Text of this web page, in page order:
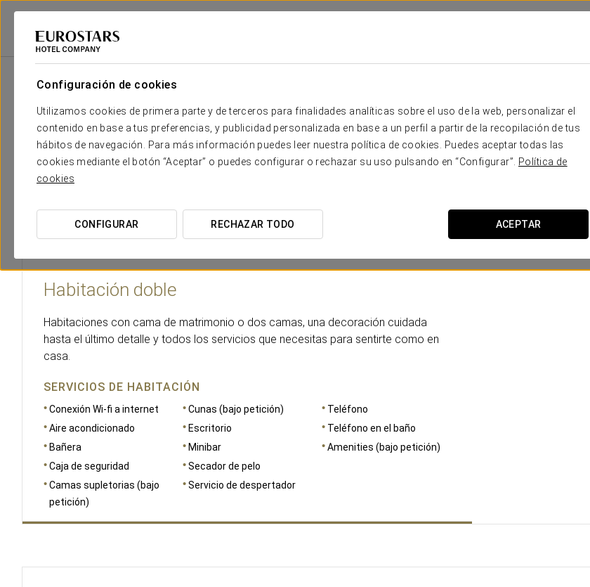
Configuración de cookies
Utilizamos cookies de primera parte y de terceros para finalidades analíticas sobre el uso de la web, personalizar el
contenido en base a tus preferencias, y publicidad personalizada en base a un perfil a partir de la recopilación de tus
hábitos de navegación. Para más información puedes leer nuestra política de cookies. Puedes aceptar todas las
cookies mediante el botón “Aceptar” o puedes configurar o rechazar su uso pulsando en “Configurar”.
Política de
cookies
CONFIGURAR RECHAZAR TODO ACEPTAR
Eurostars Hotel Company
El confort y descanso que necesitas
El Hotel Eurostars Gran Madrid dispone de 100 amplias y luminosas habitaciones, con una decoración muy actual y
dotadas de todas las funcionalidades para las personas de negocios, con mesa de trabajo, WiFi gratuito y ducha
con hidromasaje. Hay 3 junior suites que disponen de una sala de estar donde es posible celebrar pequeños eventos
de empresa.
Habitación doble
Habitaciones con cama de matrimonio o dos camas, una decoración cuidada
hasta el último detalle y todos los servicios que necesitas para sentirte como en
casa.
SERVICIOS DE HABITACIÓN
Conexión Wi-fi a internet
Aire acondicionado
Bañera
Caja de seguridad
Camas supletorias (bajo
petición)
Cunas (bajo petición)
Escritorio
Minibar
Secador de pelo
Servicio de despertador
Teléfono
Teléfono en el baño
Amenities (bajo petición)